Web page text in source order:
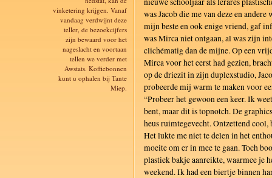
vinketering krijgen. Vanaf
vandaag verdwijnt deze
teller, de bezoekcijfers
zijn bewaard voor het
nageslacht en voortaan
tellen we verder met
Awstats. Koffiebonnen
kunt u ophalen bij Tante
Miep.
was Jacob die me van deze en
mijn beste en ook enige vriend, gaf
was Mirca niet ontgaan, al was zijn
clichématig dan de mijne. Op een
Mirca voor het eerst had gezien,
op de driezit in zijn duplexstudio,
probeerde mij warm te maken voor
“Probeer het gewoon een keer. Ik
bent, maar dit is topnotch. De
heus ruimtegevecht. Ontzettend cool,
Het lukte me niet te delen in het
moeite om er in mee te gaan. Toch
plastiek bakje aanreikte, waarmee je
weekend. Ik had een biertje binnen